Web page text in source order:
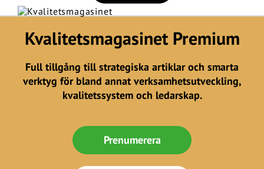
Kvalitetsmagasinet Premium
Full tillgång till strategiska artiklar och smarta
verktyg för bland annat verksamhetsutveckling,
kvalitetssystem och ledarskap.
Prenumerera